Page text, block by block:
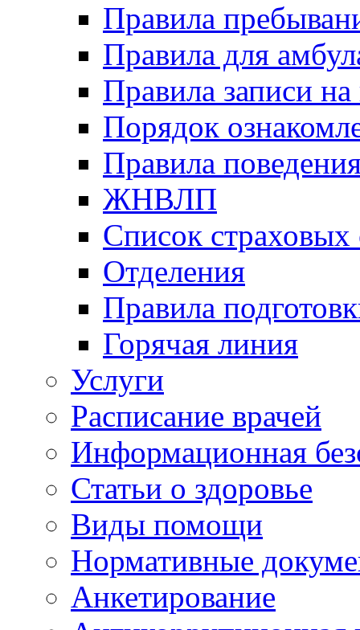
Правила
Правила для
Правила записи
Порядок
Правила
ЖНВЛП
Список страховых
Отделения
Правила
Горячая линия
Услуги
Расписание врачей
Информационная
Статьи о здоровье
Виды помощи
Нормативные
Анкетирование